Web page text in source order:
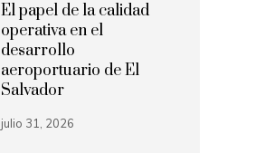
El papel de la calidad
operativa en el
desarrollo
aeroportuario de El
Salvador
julio 31, 2026